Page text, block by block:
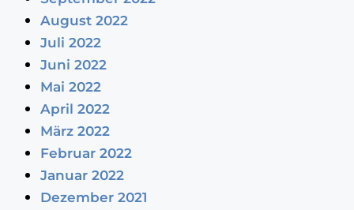
August 2022
Juli 2022
Juni 2022
Mai 2022
April 2022
März 2022
Februar 2022
Januar 2022
Dezember 2021